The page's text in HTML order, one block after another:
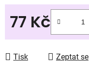
77 Kč
Měrná cena:
Tisk Zeptat se